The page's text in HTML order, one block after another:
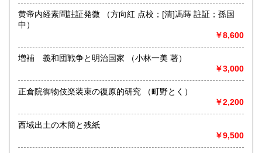
-
沿線名：JR線、都営三田線、半蔵門線
最寄駅：神保町、御茶ノ水
定休日：日曜日・祝日
黄帝内経素問註証発微 （方向紅 点校；[清]馮蒔 註証；孫国
中）
￥8,600
増補 義和団戦争と明治国家 （小林一美 著）
￥3,000
正倉院御物伎楽装束の復原的研究 （町野とく）
￥2,200
西域出土の木簡と残紙
￥9,500